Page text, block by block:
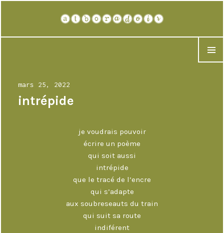
Publié
le
mars 25, 2022
intrépide
je voudrais pouvoir
écrire un poème
qui soit aussi
intrépide
que le tracé de l’encre
qui s’adapte
aux soubreseauts du train
qui suit sa route
indiférent